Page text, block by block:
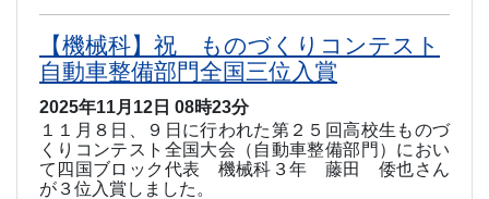
【機械科】祝 ものづくりコンテスト
自動車整備部門全国三位入賞
2025年11月12日 08時23分
１１月８日、９日に行われた第２５回高校生ものづ
くりコンテスト全国大会（自動車整備部門）におい
て四国ブロック代表 機械科３年 藤田 倭也さん
が３位入賞しました。